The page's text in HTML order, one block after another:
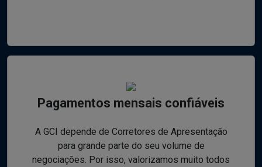
Pagamentos mensais confiáveis
A GCI depende de Corretores de Apresentação
para grande parte do seu volume de
negociações. Por isso, valorizamos muito todos